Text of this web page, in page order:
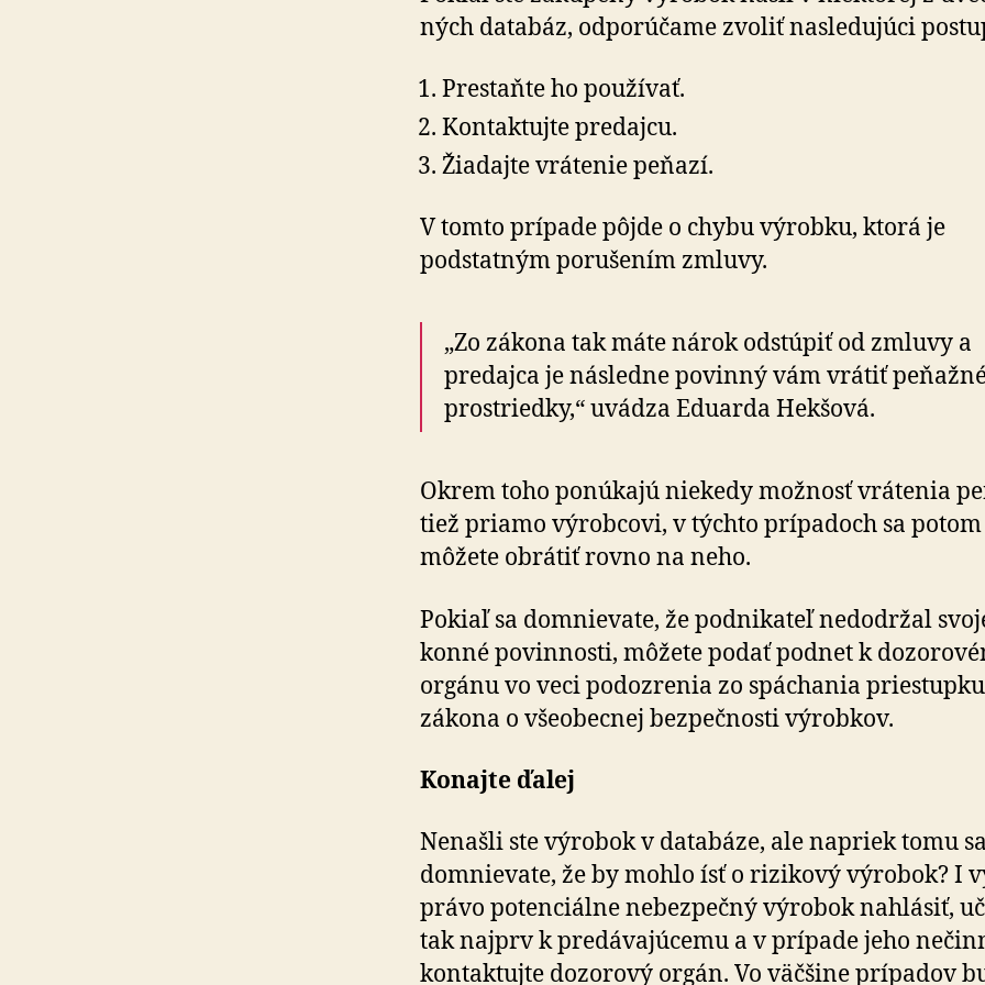
ných databáz, odporúčame zvoliť nasledujúci
Prestaňte ho používať.
Kontaktujte predajcu.
Žiadajte vrátenie peňazí.
V tomto prípade pôjde o chybu výrobku, ktorá je
podstatným porušením zmluvy.
„Zo zákona tak máte nárok odstúpiť od zmluvy a
predajca je následne povinný vám vrátiť
prostriedky,“ uvádza Eduarda Hekšová.
Okrem toho ponúkajú niekedy možnosť vrátenia
tiež priamo výrobcovi, v týchto prípadoch sa potom
môžete obrátiť rovno na neho.
Pokiaľ sa domnievate, že podnikateľ nedodržal
kon­né povinnosti, môžete podať podnet k
orgánu vo veci podozrenia zo spáchania
zákona o všeobecnej bezpečnosti výrobkov.
Konajte ďalej
Nenašli ste výrobok v databáze, ale napriek tomu sa
domnievate, že by mohlo ísť o rizikový výrobok? I
právo potenciálne nebezpečný výrobok nahlásiť,
tak najprv k predávajúcemu a v prípade jeho
kontaktujte dozorový orgán. Vo väčšine prípadov